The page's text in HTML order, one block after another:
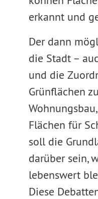
erkannt und
Der dann
die Stadt –
und die
Grünflächen
Flächen für
soll die
darüber sein,
lebenswert
Diese